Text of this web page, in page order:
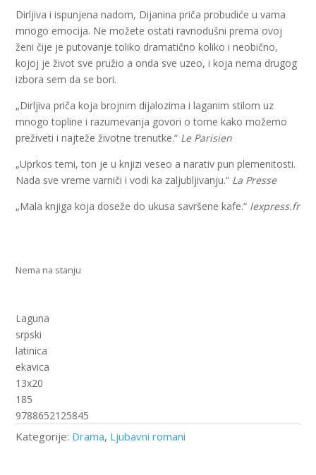
Dirljiva i ispunjena nadom, Dijanina priča probudiće u vama
mnogo emocija. Ne možete ostati ravnodušni prema ovoj
ženi čije je putovanje toliko dramatično koliko i neobično,
kojoj je život sve pružio a onda sve uzeo, i koja nema drugog
izbora sem da se bori.
„Dirljiva priča koja brojnim dijalozima i laganim stilom uz
mnogo topline i razumevanja govori o tome kako možemo
preživeti i najteže životne trenutke.“ Le Parisien
„Uprkos temi, ton je u knjizi veseo a narativ pun plemenitosti.
Nada sve vreme varniči i vodi ka zaljubljivanju.“ La Presse
„Mala knjiga koja doseže do ukusa savršene kafe.“ lexpress.fr
Nema na stanju
Laguna
srpski
latinica
ekavica
13x20
185
9788652125845
Kategorije: Drama, Ljubavni romani